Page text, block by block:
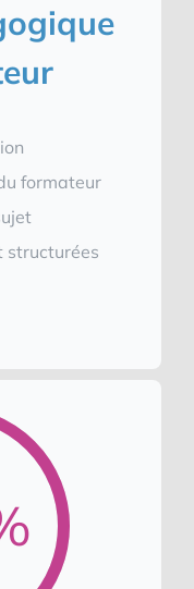
formateur
structurées